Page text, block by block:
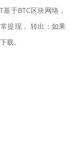
于BTC区块网络，
提现， 转出：如果
载。